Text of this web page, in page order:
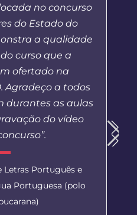
no concurso
do Estado do
a qualidade
curso que a
ofertado na
Agradeço a todos
durantes as aulas
do vídeo
Letras Português e
Portuguesa (polo